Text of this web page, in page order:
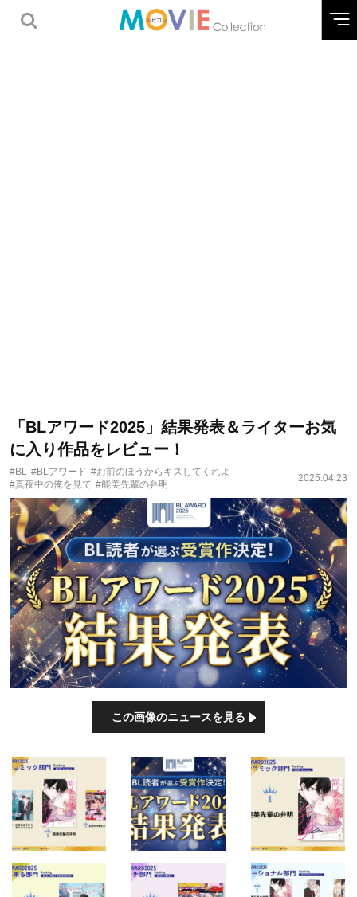
「BLアワード2025」結果発表＆ライターお気
に入り作品をレビュー！
#BL #BLアワード #お前のほうからキスしてくれよ
#真夜中の俺を見て #能美先輩の弁明
2025.04.23
この画像のニュースを見る